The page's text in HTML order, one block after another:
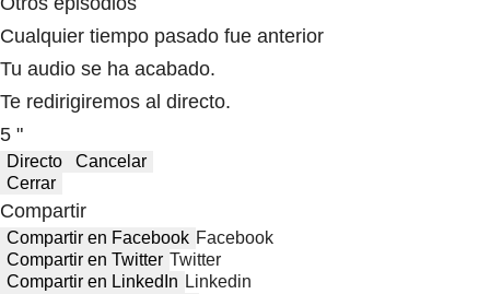
Cualquier tiempo pasado fue anterior
Tu audio se ha acabado.
Te redirigiremos al directo.
5 "
Directo
Cancelar
Cerrar
Compartir
Compartir en Facebook Facebook
Compartir en Twitter Twitter
Compartir en LinkedIn Linkedin